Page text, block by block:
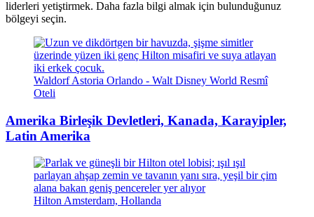
liderleri yetiştirmek. Daha fazla bilgi almak için bulunduğunuz
bölgeyi seçin.
Waldorf Astoria Orlando - Walt Disney World Resmî
Oteli
Amerika Birleşik Devletleri, Kanada, Karayipler,
Latin Amerika
Hilton Amsterdam, Hollanda